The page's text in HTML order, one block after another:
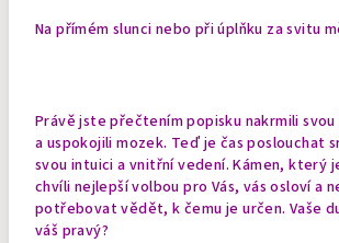
Na přímém slunci nebo při úplňku za svitu
Právě jste přečtením popisku nakrmili
a uspokojili mozek. Teď je čas poslouchat
svou intuici a vnitřní vedení. Kámen, který
chvíli nejlepší volbou pro Vás, vás osloví a
potřebovat vědět, k čemu je určen. Vaše
váš pravý?